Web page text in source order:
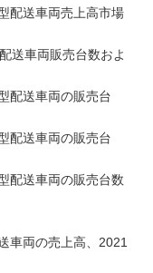
配送車両売上高市場
送車両販売台数およ
配送車両の販売台
配送車両の販売台
配送車両の販売台数
車両の売上高、2021